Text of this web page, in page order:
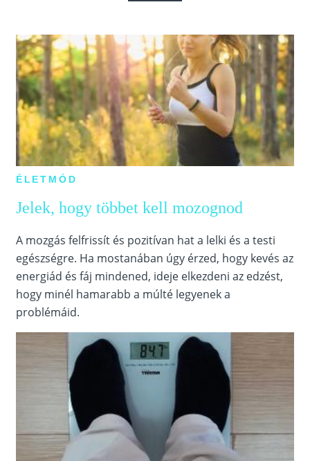
ÉLETMÓD
Jelek, hogy többet kell mozognod
A mozgás felfrissít és pozitívan hat a lelki és a testi
egészségre. Ha mostanában úgy érzed, hogy kevés az
energiád és fáj mindened, ideje elkezdeni az edzést,
hogy minél hamarabb a múlté legyenek a
problémáid.